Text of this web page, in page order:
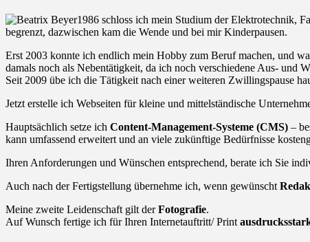
1986 schloss ich mein Studium der Elektrotechnik,
begrenzt, dazwischen kam die Wende und bei mir Kinderpausen.
Erst 2003 konnte ich endlich mein Hobby zum Beruf machen, und
damals noch als Nebentätigkeit, da ich noch verschiedene Aus- und
Seit 2009 übe ich die Tätigkeit nach einer weiteren Zwillingspause
Jetzt erstelle ich Webseiten für kleine und mittelständische
Hauptsächlich setze ich Content-Management-Systeme (CMS) –
kann umfassend erweitert und an viele zukünftige Bedürfnisse
Ihren Anforderungen und Wünschen entsprechend, berate ich Sie
Auch nach der Fertigstellung übernehme ich, wenn gewünscht
Meine zweite Leidenschaft gilt derFotografie.
Auf Wunsch fertige ich für Ihren Internetauftritt/ Print